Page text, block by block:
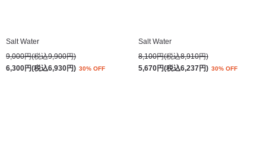
Salt Water
9,000円(税込9,900円)
6,300円(税込6,930円) 30% OFF
Salt Water
8,100円(税込8,910円)
5,670円(税込6,237円) 30% OFF